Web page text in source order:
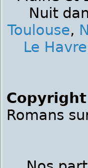
Nuit
Toulouse,
Le Havre
Romans